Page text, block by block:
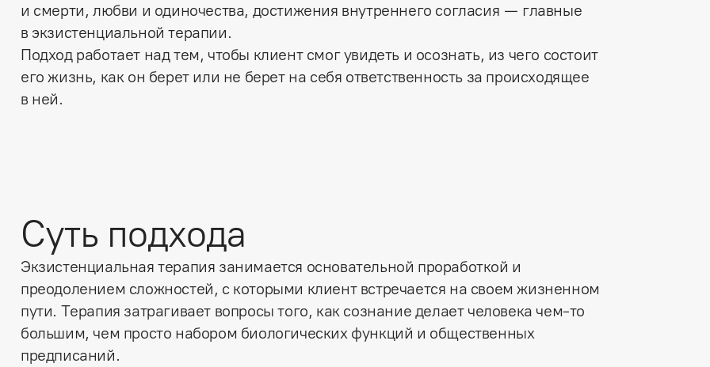
и смерти, любви и одиночества, достижения внутреннего согласия — главные
в экзистенциальной терапии.
Подход работает над тем, чтобы клиент смог увидеть и осознать, из чего состоит
его жизнь, как он берет или не берет на себя ответственность за происходящее
в ней.
Суть подхода
Экзистенциальная терапия занимается основательной проработкой и
преодолением сложностей, с которыми клиент встречается на своем жизненном
пути. Терапия затрагивает вопросы того, как сознание делает человека чем-то
большим, чем просто набором биологических функций и общественных
предписаний.